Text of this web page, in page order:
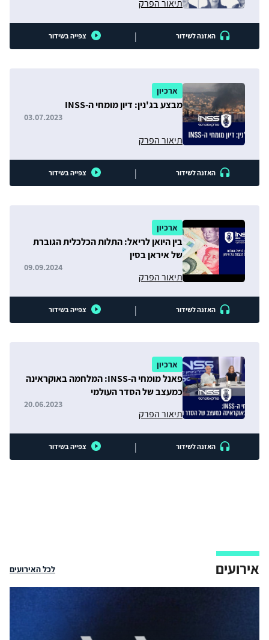
תיאור הפרק
האזנה לשידור | צפייה בשידור
ארכיון
מבצע בג'נין: דיון מומחי ה-INSS
תיאור הפרק
03.07.2023
האזנה לשידור | צפייה בשידור
ארכיון
בין היואן לריאל: התלות הכלכלית הגוברת
של איראן בסין
תיאור הפרק
09.09.2024
האזנה לשידור | צפייה בשידור
ארכיון
פאנל מומחי ה-INSS: המלחמה באוקראינה
כמעצב של הסדר העולמי
תיאור הפרק
20.06.2023
האזנה לשידור | צפייה בשידור
אירועים לכל האירועים